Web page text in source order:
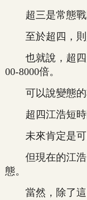
超三是常態戰
至於超四，則
也就說，超四
00-8000倍。
可以說變態的
超四江浩短時
未來肯定是可
但現在的江浩
態。
當然，除了這